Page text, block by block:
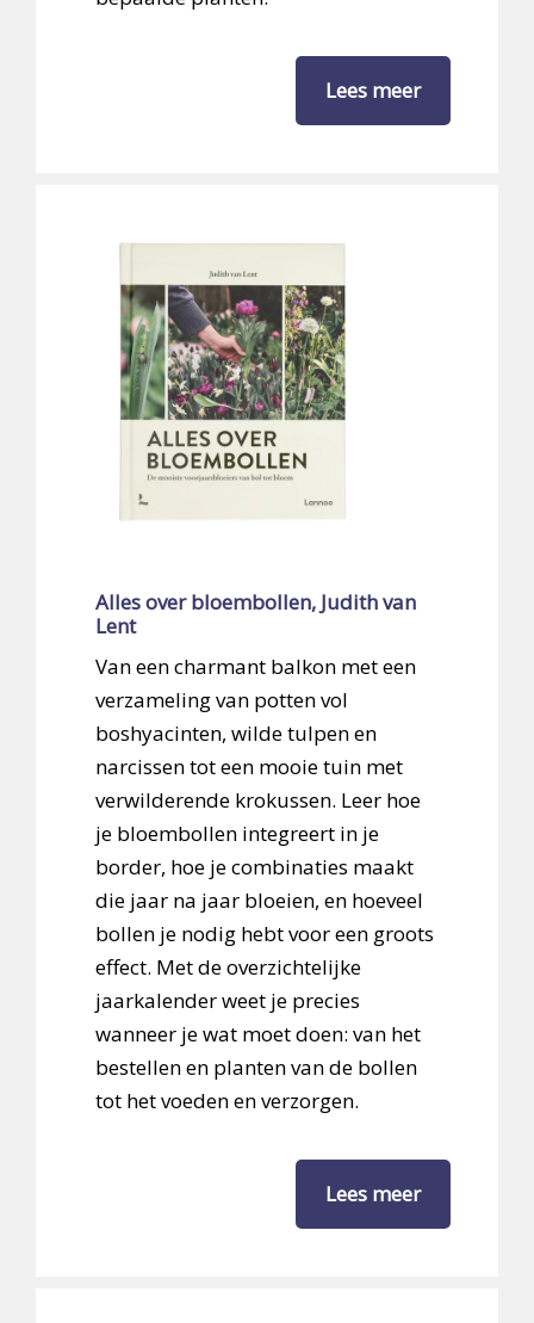
Lees meer
Alles over bloembollen, Judith van
Lent
Van een charmant balkon met een
verzameling van potten vol
boshyacinten, wilde tulpen en
narcissen tot een mooie tuin met
verwilderende krokussen. Leer hoe
je bloembollen integreert in je
border, hoe je combinaties maakt
die jaar na jaar bloeien, en hoeveel
bollen je nodig hebt voor een groots
effect. Met de overzichtelijke
jaarkalender weet je precies
wanneer je wat moet doen: van het
bestellen en planten van de bollen
tot het voeden en verzorgen.
Lees meer